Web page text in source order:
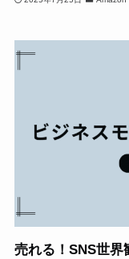
売れる！SNS世界